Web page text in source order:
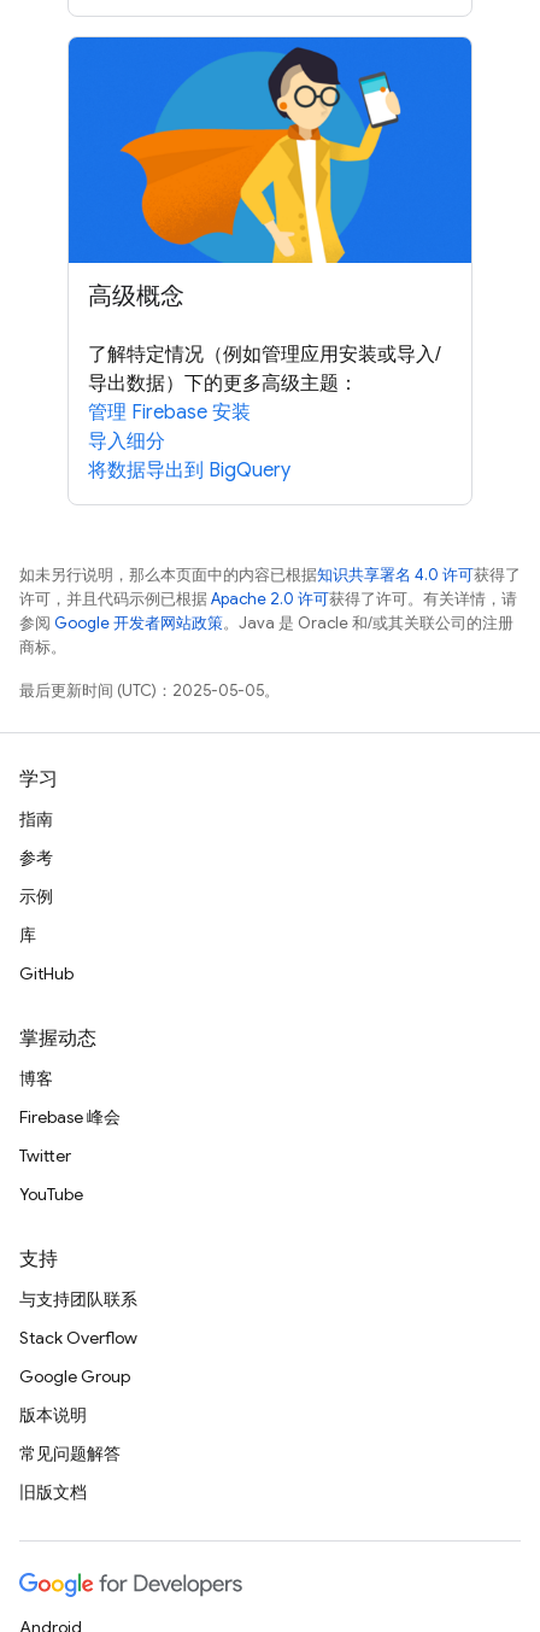
高级概念
了解特定情况（例如管理应用安装或导入/
导出数据）下的更多高级主题：
管理 Firebase 安装
导入细分
将数据导出到 BigQuery
如未另行说明，那么本页面中的内容已根据知识共享署名 4.0 许可获得了
许可，并且代码示例已根据Apache 2.0 许可获得了许可。有关详情，请
参阅 Google 开发者网站政策。Java 是 Oracle 和/或其关联公司的注册
商标。
最后更新时间 (UTC)：2025-05-05。
学习
指南
参考
示例
库
GitHub
掌握动态
博客
Firebase 峰会
Twitter
YouTube
支持
与支持团队联系
Stack Overflow
Google Group
版本说明
常见问题解答
旧版文档
Android